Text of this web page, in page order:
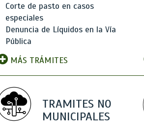
Corte de pasto en casos
especiales
Denuncia de Líquidos en la Vía
Pública
MÁS TRÁMITES
TRAMITES NO
MUNICIPALES